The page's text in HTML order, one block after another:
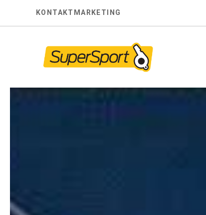
KONTAKT MARKETING